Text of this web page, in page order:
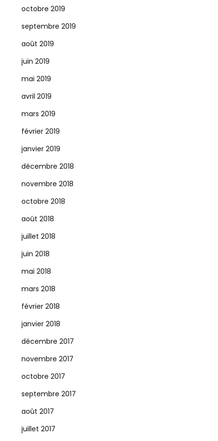
octobre 2019
septembre 2019
août 2019
juin 2019
mai 2019
avril 2019
mars 2019
février 2019
janvier 2019
décembre 2018
novembre 2018
octobre 2018
août 2018
juillet 2018
juin 2018
mai 2018
mars 2018
février 2018
janvier 2018
décembre 2017
novembre 2017
octobre 2017
septembre 2017
août 2017
juillet 2017